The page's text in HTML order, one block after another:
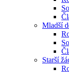
Mladší
Starší